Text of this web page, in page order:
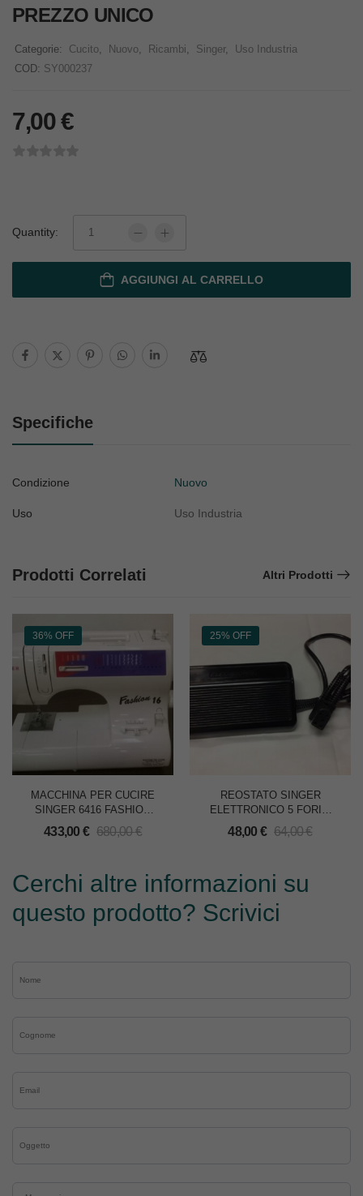
PREZZO UNICO
Categorie: Cucito Nuovo Ricambi Singer,
Uso Industria
COD: SY000237
7,00€
Quantity:
AGGIUNGI AL CARRELLO
Specifiche
Condizione Nuovo
Uso Uso Industria
Prodotti Correlati Altri Prodotti
36% OFF
MACCHINA PER CUCIRE
SINGER 6416 FASHION
16
433,00 € 680,00€
25% OFF
REOSTATO SINGER
ELETTRONICO 5 FORI x
MACCHINE
MOD.1000/1050/1100
48,00 € 64,00€
Cerchi altre informazioni su
questo prodotto? Scrivici